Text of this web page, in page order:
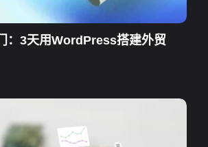
：3天用WordPress搭建外贸